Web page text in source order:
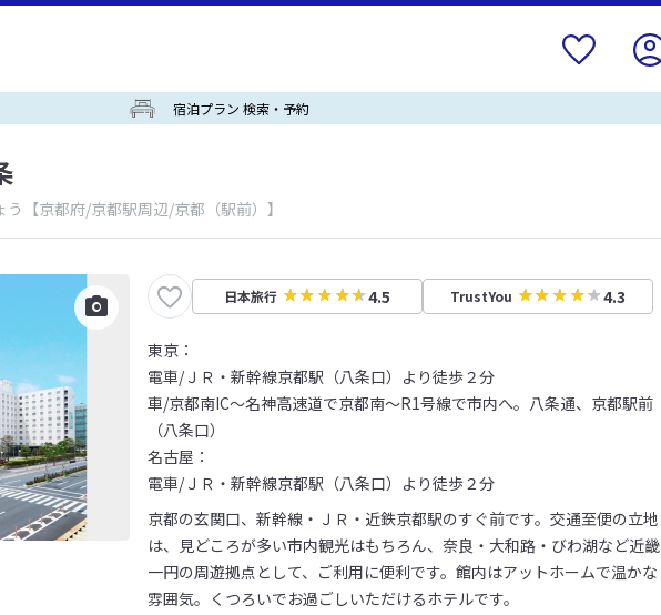
宿泊プラン 検索・予約
う 【京都府/京都駅周辺/京都（駅前）】
日本旅行 4.5 TrustYou 4.3
東京：
電車/ＪＲ・新幹線京都駅（八条口）より徒歩２分
車/京都南IC～名神高速道で京都南～R1号線で市内へ。八条通、京都駅前
（八条口）
名古屋：
電車/ＪＲ・新幹線京都駅（八条口）より徒歩２分
京都の玄関口、新幹線・ＪＲ・近鉄京都駅のすぐ前です。交通至便の立地
は、見どころが多い市内観光はもちろん、奈良・大和路・びわ湖など近畿
一円の周遊拠点として、ご利用に便利です。館内はアットホームで温かな
雰囲気。くつろいでお過ごしいただけるホテルです。